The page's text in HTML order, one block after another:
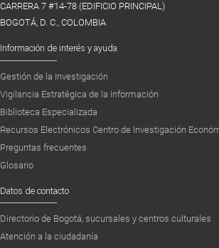
CARRERA 7 #14-78 (EDIFICIO PRINCIPAL)
BOGOTÁ, D. C., COLOMBIA
Información de interés y ayuda
Gestión de la Investigación
Vigilancia Estratégica de la Información
Biblioteca Especializada
Recursos Electrónicos Centro de Investigación
Preguntas frecuentes
Glosario
Datos de contacto
Directorio de Bogotá, sucursales y centros culturales
Atención a la ciudadanía